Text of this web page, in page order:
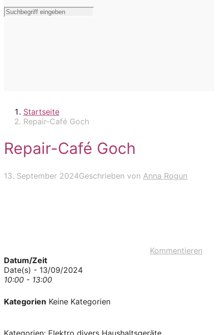
Startseite
Repair-Café Goch
Repair-Café Goch
13. September 2024Geschrieben von Anna Rogun
Kommentieren
Datum/Zeit
Date(s) - 13/09/2024
10:00 - 13:00
Kategorien Keine Kategorien
Kategorien: Elektro divers Haushaltsgeräte